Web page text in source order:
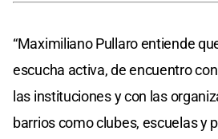
“Maximiliano Pullaro entiende
escucha activa, de encuentro
las instituciones y con las
barrios como clubes, escuelas y